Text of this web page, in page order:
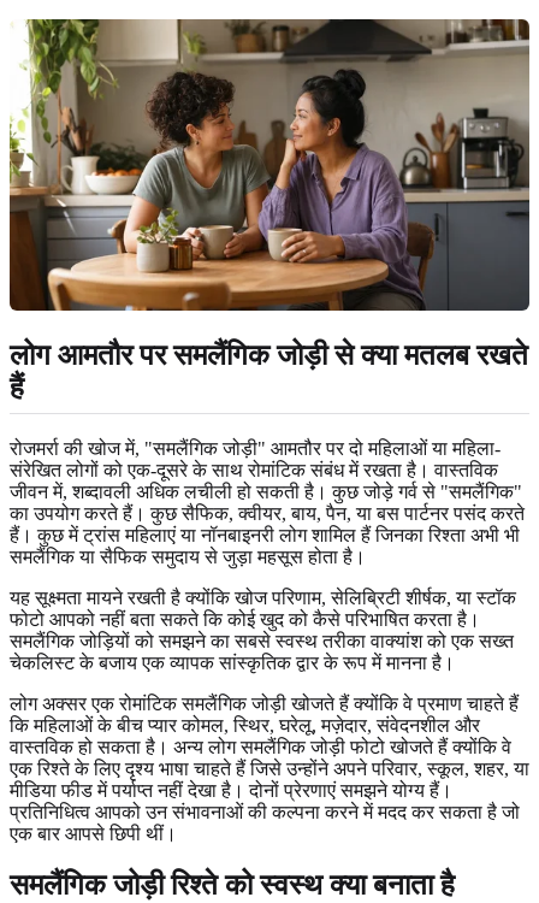
लोग आमतौर पर समलैंगिक जोड़ी से क्या मतलब रखते
हैं
रोजमर्रा की खोज में, "समलैंगिक जोड़ी" आमतौर पर दो महिलाओं या महिला-
संरेखित लोगों को एक-दूसरे के साथ रोमांटिक संबंध में रखता है। वास्तविक
जीवन में, शब्दावली अधिक लचीली हो सकती है। कुछ जोड़े गर्व से "समलैंगिक"
का उपयोग करते हैं। कुछ सैफिक, क्वीयर, बाय, पैन, या बस पार्टनर पसंद करते
हैं। कुछ में ट्रांस महिलाएं या नॉनबाइनरी लोग शामिल हैं जिनका रिश्ता अभी भी
समलैंगिक या सैफिक समुदाय से जुड़ा महसूस होता है।
यह सूक्ष्मता मायने रखती है क्योंकि खोज परिणाम, सेलिब्रिटी शीर्षक, या स्टॉक
फोटो आपको नहीं बता सकते कि कोई खुद को कैसे परिभाषित करता है।
समलैंगिक जोड़ियों को समझने का सबसे स्वस्थ तरीका वाक्यांश को एक सख्त
चेकलिस्ट के बजाय एक व्यापक सांस्कृतिक द्वार के रूप में मानना है।
लोग अक्सर एक रोमांटिक समलैंगिक जोड़ी खोजते हैं क्योंकि वे प्रमाण चाहते हैं
कि महिलाओं के बीच प्यार कोमल, स्थिर, घरेलू, मज़ेदार, संवेदनशील और
वास्तविक हो सकता है। अन्य लोग समलैंगिक जोड़ी फोटो खोजते हैं क्योंकि वे
एक रिश्ते के लिए दृश्य भाषा चाहते हैं जिसे उन्होंने अपने परिवार, स्कूल, शहर, या
मीडिया फीड में पर्याप्त नहीं देखा है। दोनों प्रेरणाएं समझने योग्य हैं।
प्रतिनिधित्व आपको उन संभावनाओं की कल्पना करने में मदद कर सकता है जो
एक बार आपसे छिपी थीं।
समलैंगिक जोड़ी रिश्ते को स्वस्थ क्या बनाता है